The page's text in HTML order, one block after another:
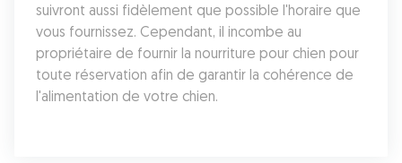
suivront aussi fidèlement que possible l'horaire que
vous fournissez. Cependant, il incombe au
propriétaire de fournir la nourriture pour chien pour
toute réservation afin de garantir la cohérence de
l'alimentation de votre chien.